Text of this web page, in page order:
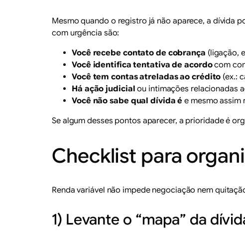
Mesmo quando o registro já não aparece, a dívida
com urgência são:
Você recebe contato de cobrança (ligação,
Você identifica tentativa de acordocom
Você tem contas atreladas ao crédito (ex.:
Há ação judicial ou intimações relacionadas
Você não sabe qual dívida é e mesmo assim
Se algum desses pontos aparecer, a prioridade é
Checklist para
Renda variável não impede negociação nem
1) Levante o “mapa” da